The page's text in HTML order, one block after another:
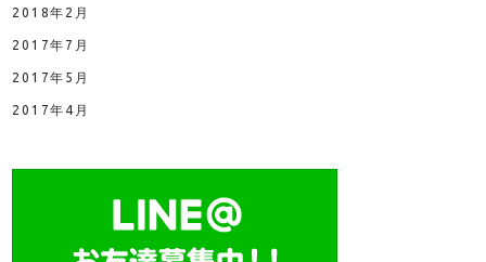
2018年2月
2017年7月
2017年5月
2017年4月